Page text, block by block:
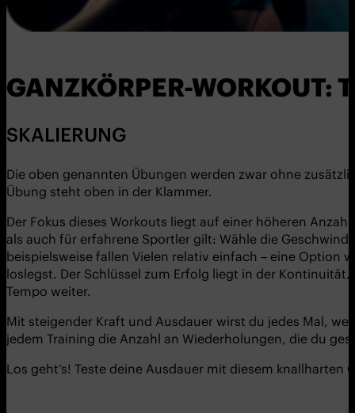
GANZKÖRPER-WORKOUT:
SKALIERUNG
Die oben genannten Übungen werden zwar ohne
Übung steht oben in der Klammer.
Der Fokus dieses Workouts liegt auf einer höheren
als auch für erfahrene Sportler gilt: Wähle die
beispielsweise fallen Vielen relativ einfach – eine Option
loslegst. Der Schlüssel zum Erfolg liegt in der
Tempo weiter.
Mit steigender Kraft und Ausdauer wirst du jedes Mal,
jedem Training die Anzahl an Wiederholungen, die du
Los geht’s! Teste deine Ausdauer mit diesem knallharten